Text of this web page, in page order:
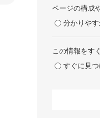
ページの構成
分かりやす
この情報をす
すぐに見